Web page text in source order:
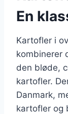
En
Kartofler i
kombinerer
den bløde,
kartofler.
Danmark,
kartofler og